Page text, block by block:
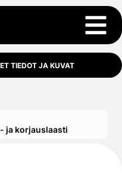
Avaa
TIEDOT JA KUVAT
ja korjauslaasti